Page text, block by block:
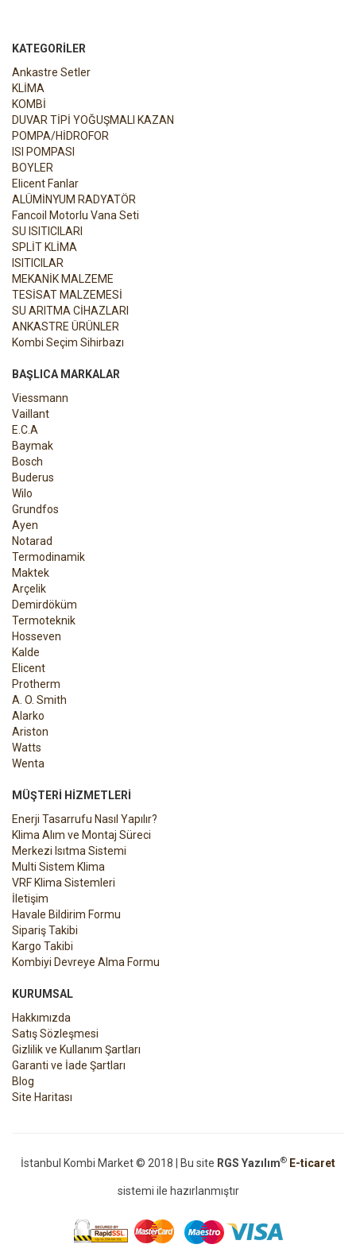
KATEGORILER
Ankastre Setler
KLİMA
KOMBİ
DUVAR TİPİ YOĞUŞMALI KAZAN
POMPA/HİDROFOR
ISI POMPASI
BOYLER
Elicent Fanlar
ALÜMİNYUM RADYATÖR
Fancoil Motorlu Vana Seti
SU ISITICILARI
SPLİT KLİMA
ISITICILAR
MEKANİK MALZEME
TESİSAT MALZEMESİ
SU ARITMA CİHAZLARI
ANKASTRE ÜRÜNLER
Kombi Seçim Sihirbazı
BAŞLICA MARKALAR
Viessmann
Vaillant
E.C.A
Baymak
Bosch
Buderus
Wilo
Grundfos
Ayen
Notarad
Termodinamik
Maktek
Arçelik
Demirdöküm
Termoteknik
Hosseven
Kalde
Elicent
Protherm
A. O. Smith
Alarko
Ariston
Watts
Wenta
MÜŞTERI HIZMETLERI
Enerji Tasarrufu Nasıl Yapılır?
Klima Alım ve Montaj Süreci
Merkezi Isıtma Sistemi
Multi Sistem Klima
VRF Klima Sistemleri
İletişim
Havale Bildirim Formu
Sipariş Takibi
Kargo Takibi
Kombiyi Devreye Alma Formu
KURUMSAL
Hakkımızda
Satış Sözleşmesi
Gizlilik ve Kullanım Şartları
Garanti ve İade Şartları
Blog
Site Haritası
İstanbul Kombi Market © 2018 | Bu site RGS Yazılım® E-ticaret
sistemi ile hazırlanmıştır